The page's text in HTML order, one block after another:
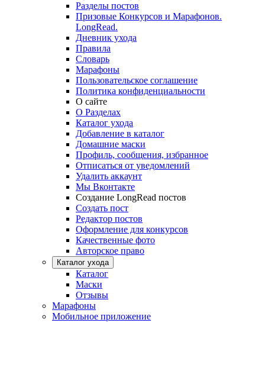
Разделы постов
Призовые Конкурсов и Марафонов.
LongRead.
Дневник ухода
Правила
Словарь
Марафоны
Пользовательское соглашение
Политика конфиденциальности
О сайте
О Разделах
Каталог ухода
Добавление в каталог
Домашние маски
Профиль, сообщения, избранное
Отписаться от уведомлений
Удалить аккаунт
Мы Вконтакте
Создание LongRead постов
Создать пост
Редактор постов
Оформление для конкурсов
Качественные фото
Авторское право
Каталог ухода
Каталог
Маски
Отзывы
Марафоны
Мобильное приложение